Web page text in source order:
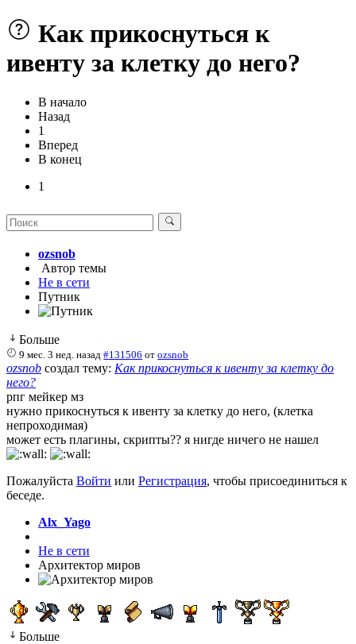
Как прикоснуться к
ивенту за клетку до него?
В начало
Назад
1
Вперед
В конец
1
ozsnob
Автор темы
Не в сети
Путник
Больше
9 мес. 3 нед. назад #131506 отozsnob
ozsnob создал тему: Как прикоснуться к ивенту за клетку до
него?
рпг мейкер мз
нужно прикоснуться к ивенту за клетку до него, (клетка
непроходимая)
может есть плагины, скрипты?? я нигде ничего не нашел
Пожалуйста Войти или Регистрация, чтобы присоединиться к
беседе.
Alx_Yago
Не в сети
Архитектор миров
Больше